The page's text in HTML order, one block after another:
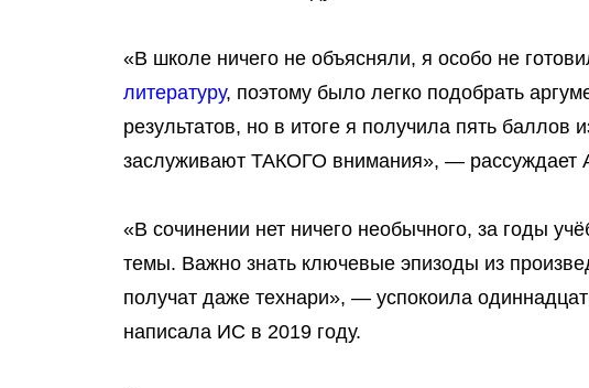
«В школе ничего не объясняли, я особо не
литературу, поэтому было легко подобрать
результатов, но в итоге я получила пять баллов
заслуживают ТАКОГО внимания», — рассуждает
«В сочинении нет ничего необычного, за годы
темы. Важно знать ключевые эпизоды из
получат даже технари», — успокоила
написала ИС в 2019 году.